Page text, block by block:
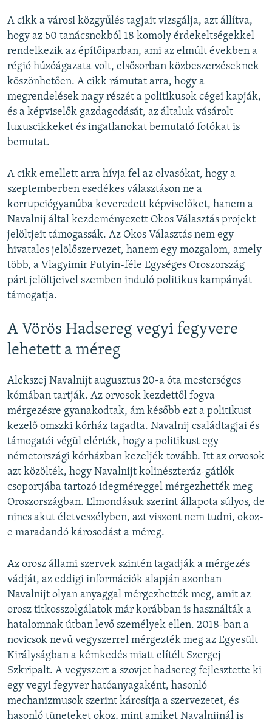
A cikk a városi közgyűlés tagjait vizsgálja, azt állítva,
hogy az 50 tanácsnokból 18 komoly érdekeltségekkel
rendelkezik az építőiparban, ami az elmúlt években a
régió húzóágazata volt, elsősorban közbeszerzéseknek
köszönhetően. A cikk rámutat arra, hogy a
megrendelések nagy részét a politikusok cégei kapják,
és a képviselők gazdagodását, az általuk vásárolt
luxuscikkeket és ingatlanokat bemutató fotókat is
bemutat.
A cikk emellett arra hívja fel az olvasókat, hogy a
szeptemberben esedékes választáson ne a
korrupciógyanúba keveredett képviselőket, hanem a
Navalnij által kezdeményezett Okos Választás projekt
jelöltjeit támogassák. Az Okos Választás nem egy
hivatalos jelölőszervezet, hanem egy mozgalom, amely
több, a Vlagyimir Putyin-féle Egységes Oroszország
párt jelöltjeivel szemben induló politikus kampányát
támogatja.
A Vörös Hadsereg vegyi fegyvere
lehetett a méreg
Alekszej Navalnijt augusztus 20-a óta mesterséges
kómában tartják. Az orvosok kezdettől fogva
mérgezésre gyanakodtak, ám később ezt a politikust
kezelő omszki kórház tagadta. Navalnij családtagjai és
támogatói végül elérték, hogy a politikust egy
németországi kórházban kezeljék tovább. Itt az orvosok
azt közölték, hogy Navalnijt kolinészteráz-gátlók
csoportjába tartozó idegméreggel mérgezhették meg
Oroszországban. Elmondásuk szerint állapota súlyos, de
nincs akut életveszélyben, azt viszont nem tudni, okoz-
e maradandó károsodást a méreg.
Az orosz állami szervek szintén tagadják a mérgezés
vádját, az eddigi információk alapján azonban
Navalnijt olyan anyaggal mérgezhették meg, amit az
orosz titkosszolgálatok már korábban is használták a
hatalomnak útban levő személyek ellen. 2018-ban a
novicsok nevű vegyszerrel mérgezték meg az Egyesült
Királyságban a kémkedés miatt elítélt Szergej
Szkripalt. A vegyszert a szovjet hadsereg fejlesztette ki
egy vegyi fegyver hatóanyagaként, hasonló
mechanizmusok szerint károsítja a szervezetet, és
hasonló tüneteket okoz, mint amiket Navalnijnál is